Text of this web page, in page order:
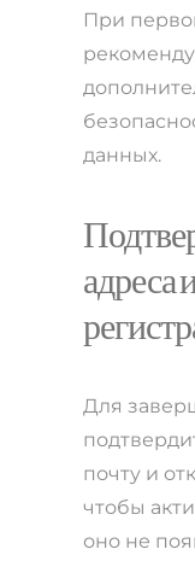
При
данных.
адреса
Для
почту и
чтобы
оно не